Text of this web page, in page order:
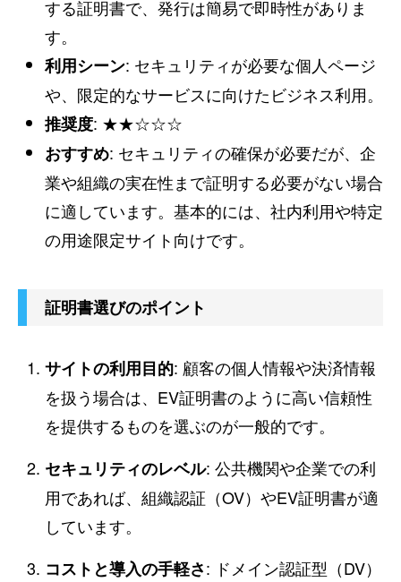
する証明書で、発行は簡易で即時性がありま
す。
利用シーン: セキュリティが必要な個人ページ
や、限定的なサービスに向けたビジネス利用。
推奨度: ★★☆☆☆
おすすめ: セキュリティの確保が必要だが、企
業や組織の実在性まで証明する必要がない場合
に適しています。基本的には、社内利用や特定
の用途限定サイト向けです。
証明書選びのポイント
サイトの利用目的: 顧客の個人情報や決済情報
を扱う場合は、EV証明書のように高い信頼性
を提供するものを選ぶのが一般的です。
セキュリティのレベル: 公共機関や企業での利
用であれば、組織認証（OV）やEV証明書が適
しています。
コストと導入の手軽さ: ドメイン認証型（DV）